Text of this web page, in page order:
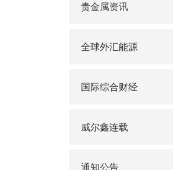
贵金属资讯
全球外汇能源
国际综合财经
威尔鑫连载
通知公告